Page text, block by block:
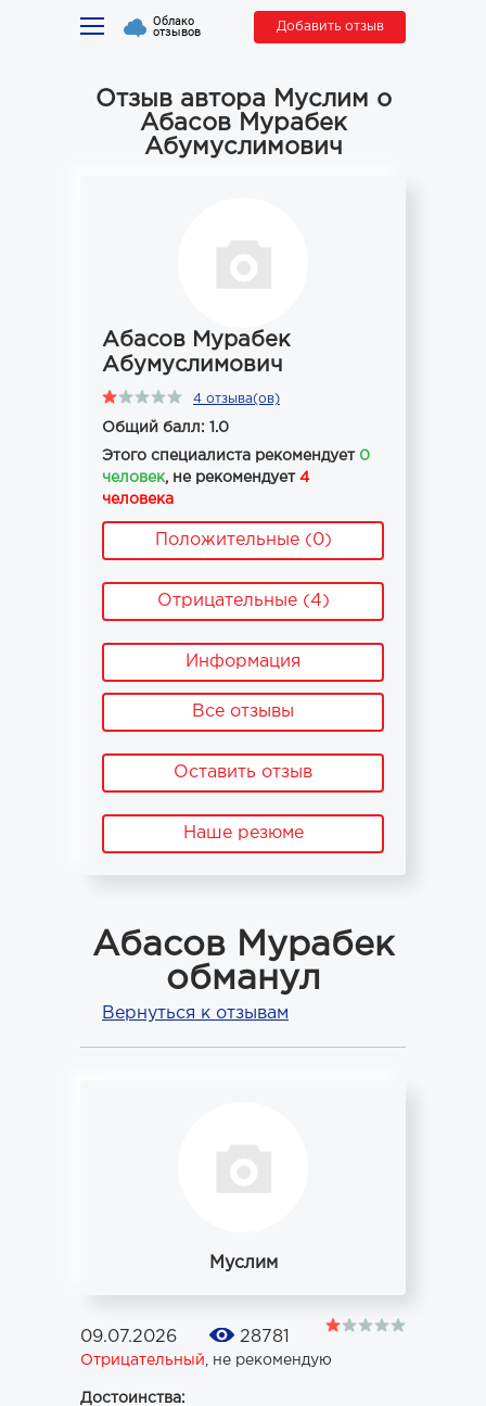
Облако
отзывов Добавить отзыв
Отзыв автора Муслим о
Абасов Мурабек
Абумуслимович
Абасов Мурабек
Абумуслимович
4 отзыва(ов)
Общий балл: 1.0
Этого специалиста рекомендует 0
человек, не рекомендует 4
человека
Положительные (0)
Отрицательные (4)
Информация
Все отзывы
Оставить отзыв
Наше резюме
Абасов Мурабек
обманул
Вернуться к отзывам
Муслим
09.07.2026 28781
Отрицательный не рекомендую
Достоинства: